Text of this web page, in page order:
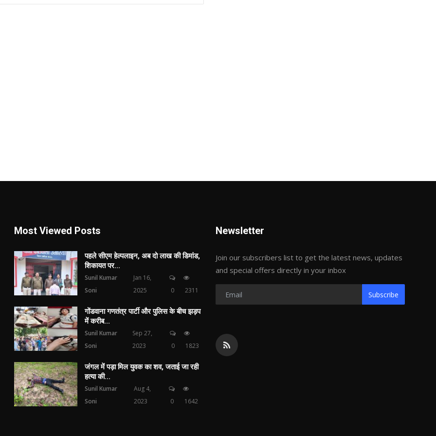
Most Viewed Posts
पहले सीएम हेल्पलाइन, अब दो लाख की डिमांड,
शिकायत पर...
Sunil Kumar
Soni
Jan 16,
2025
0 2311
गोंडवाना गणतंत्र पार्टी और पुलिस के बीच झड़प
में करीब...
Sunil Kumar
Soni
Sep 27,
2023
0 1823
जंगल में पड़ा मिल युवक का शव, जताई जा रही
हत्या की...
Sunil Kumar
Soni
Aug 4,
2023
0 1642
Newsletter
Join our subscribers list to get the latest news, updates
and special offers directly in your inbox
Subscribe